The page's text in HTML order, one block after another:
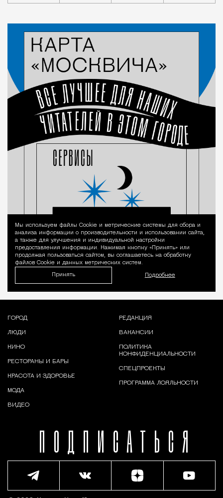
Уведомление
Мы используем файлы Сookie и метрические системы для сбора и
анализа информации о производительности и использовании сайта,
а также для улучшения и индивидуальной настройки
предоставления информации. Нажимая кнопку «Принять» или
продолжая пользоваться сайтом, вы соглашаетесь на обработку
файлов Cookie и данных метрических систем.
Принять Подробнее
ПОДПИСАТЬСЯ
ГОРОД
ЛЮДИ
КИНО
РЕСТОРАНЫ И БАРЫ
КРАСОТА И ЗДОРОВЬЕ
МОДА
ВИДЕО
РЕДАКЦИЯ
ВАКАНСИИ
ПОЛИТИКА
КОНФИДЕНЦИАЛЬНОСТИ
СПЕЦПРОЕКТЫ
ПРОГРАММА ЛОЯЛЬНОСТИ